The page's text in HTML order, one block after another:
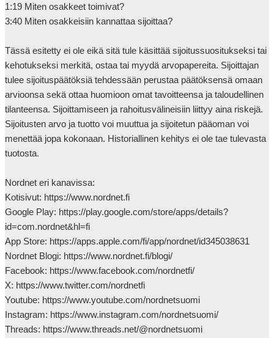
1:19 Miten osakkeet toimivat?
3:40 Miten osakkeisiin kannattaa sijoittaa?
Tässä esitetty ei ole eikä sitä tule käsittää sijoitussuositukseksi tai
kehotukseksi merkitä, ostaa tai myydä arvopapereita. Sijoittajan
tulee sijoituspäätöksiä tehdessään perustaa päätöksensä omaan
arvioonsa sekä ottaa huomioon omat tavoitteensa ja taloudellinen
tilanteensa. Sijoittamiseen ja rahoitusvälineisiin liittyy aina riskejä.
Sijoitusten arvo ja tuotto voi muuttua ja sijoitetun pääoman voi
menettää jopa kokonaan. Historiallinen kehitys ei ole tae tulevasta
tuotosta.
Nordnet eri kanavissa:
Kotisivut: https://www.nordnet.fi
Google Play: https://play.google.com/store/apps/details?
id=com.nordnet&hl=fi
App Store: https://apps.apple.com/fi/app/nordnet/id345038631
Nordnet Blogi: https://www.nordnet.fi/blogi/
Facebook: https://www.facebook.com/nordnetfi/
X: https://www.twitter.com/nordnetfi
Youtube: https://www.youtube.com/nordnetsuomi
Instagram: https://www.instagram.com/nordnetsuomi/
Threads: https://www.threads.net/@nordnetsuomi